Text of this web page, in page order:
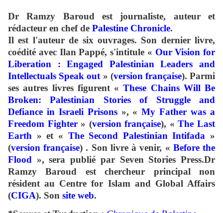
Dr Ramzy Baroud
est journaliste, auteur et
rédacteur en chef de Palestine Chronicle.
Il est l'auteur de six ouvrages. Son dernier livre,
coédité avec Ilan Pappé, s'intitule « Our Vision for
Liberation : Engaged Palestinian Leaders and
Intellectuals Speak out » (version française).Parmi
ses autres livres figurent «These Chains Will Be
Broken: Palestinian Stories of Struggle and
Defiance in Israeli Prisons», «My Father was a
Freedom Fighter» (version française), «The Last
Earth » et « The Second Palestinian Intifada »
(version française) . Son livre à venir, « Before the
Flood », sera publié par Seven Stories Press.Dr
Ramzy Baroud est chercheur principal non
résident au Centre for Islam and Global Affairs
(CIGA). Son site web.